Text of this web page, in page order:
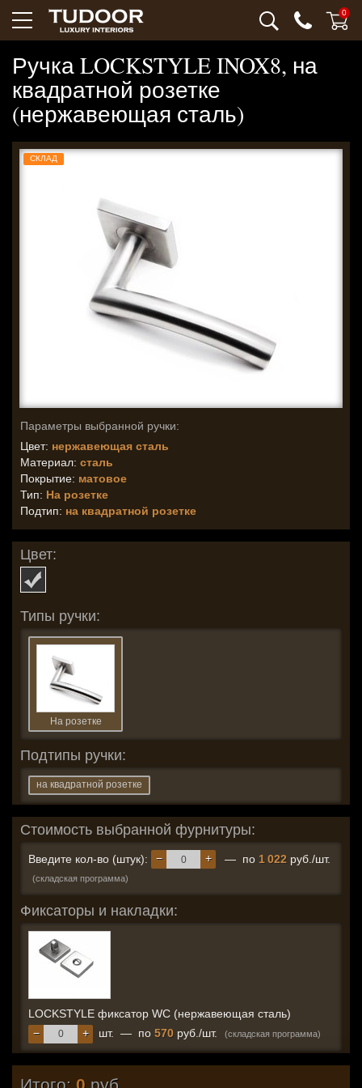
0
Ручка LOCKSTYLE INOX8, на
квадратной розетке
(нержавеющая сталь)
СКЛАД
Параметры выбранной ручки:
Цвет: нержавеющая сталь
Материал: сталь
Покрытие: матовое
Тип: На розетке
Подтип: на квадратной розетке
Цвет:
Типы ручки:
На розетке
Подтипы ручки:
на квадратной розетке
Стоимость выбранной фурнитуры:
Введите кол-во (штук): +
− — по 1 022 руб./шт.
(складская программа)
Фиксаторы и накладки:
LOCKSTYLE фиксатор WC (нержавеющая сталь)
+
− шт. — по 570 руб./шт. (складская программа)
Итого: 0 руб.